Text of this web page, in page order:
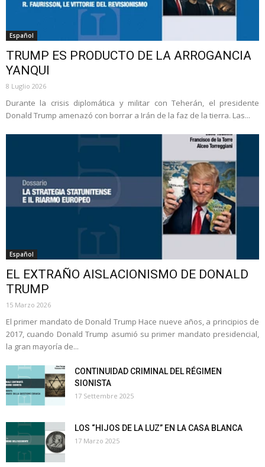
Español
TRUMP ES PRODUCTO DE LA ARROGANCIA
YANQUI
8 Luglio 2026
Durante la crisis diplomática y militar con Teherán, el presidente
Donald Trump amenazó con borrar a Irán de la faz de la tierra. Las...
Español
EL EXTRAÑO AISLACIONISMO DE DONALD
TRUMP
15 Marzo 2026
El primer mandato de Donald Trump Hace nueve años, a principios de
2017, cuando Donald Trump asumió su primer mandato presidencial,
la gran mayoría de...
CONTINUIDAD CRIMINAL DEL RÉGIMEN
SIONISTA
17 Settembre 2025
LOS “HIJOS DE LA LUZ” EN LA CASA BLANCA
17 Marzo 2025